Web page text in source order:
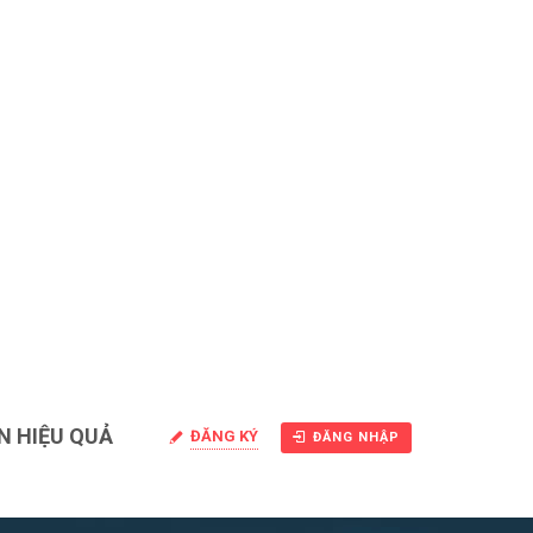
HIỆU QUẢ ĐĂNG KÝ ĐĂNG NHẬP